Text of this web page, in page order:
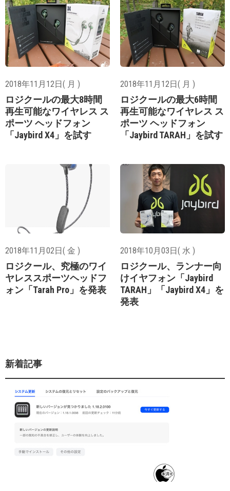
2018年11月12日( 月 )
ロジクールの最大8時間
再生可能なワイヤレス ス
ポーツ ヘッドフォン
「Jaybird X4」を試す
2018年11月12日( 月 )
ロジクールの最大6時間
再生可能なワイヤレス ス
ポーツ ヘッドフォン
「Jaybird TARAH」を試す
2018年11月02日( 金 )
ロジクール、究極のワイ
ヤレススポーツヘッドフ
ォン「Tarah Pro」を発表
2018年10月03日( 水 )
ロジクール、ランナー向
けイヤフォン「Jaybird
TARAH」「Jaybird X4」を
発表
新着記事